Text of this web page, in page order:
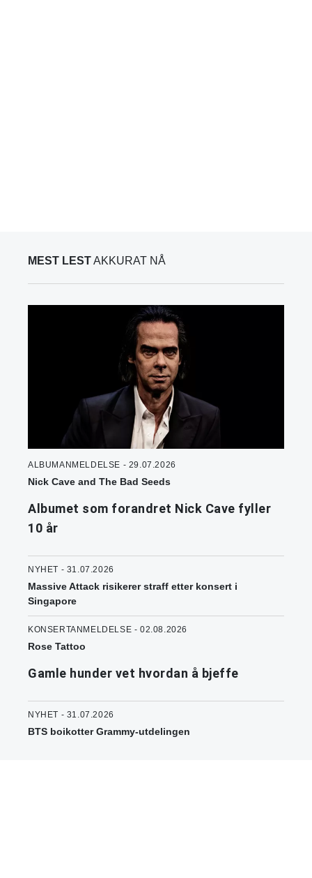
MEST LESTAKKURAT NÅ
ALBUMANMELDELSE - 29.07.2026
Nick Cave and The Bad Seeds
Albumet som forandret Nick Cave fyller
10 år
NYHET - 31.07.2026
Massive Attack risikerer straff etter konsert i
Singapore
KONSERTANMELDELSE - 02.08.2026
Rose Tattoo
Gamle hunder vet hvordan å bjeffe
NYHET - 31.07.2026
BTS boikotter Grammy-utdelingen